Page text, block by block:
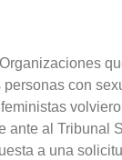
personas con
ante al Tribunal
a una